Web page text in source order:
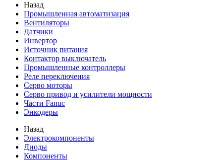
Назад
Промышленная автоматизация
Вентиляторы
Датчики
Инвертор
Источник питания
Контактор выключатель
Промышленные контроллеры
Реле переключения
Серво моторы
Серво привод и усилители мощности
Части Fanuc
Энкодеры
Назад
Электрокомпоненты
Диоды
Компоненты